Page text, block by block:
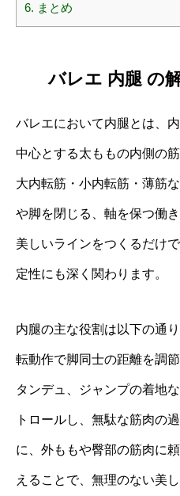
6. まとめ
バレエ 内腿 の
バレエにおいて内腿とは、
中心とする太ももの内側の
大内転筋・小内転筋・薄筋
や脚を閉じる、軸を保つ働
美しいラインをつくるだけ
定性にも深く関わります。
内腿の主な役割は以下の通
転動作で脚同士の距離を調
タンデュ、ジャンプの着地
トロールし、無駄な筋肉の
に、外ももや臀部の筋肉に
えることで、無理のない美